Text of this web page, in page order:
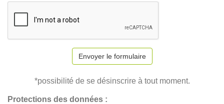
Envoyer le formulaire
*possibilité de se désinscrire à tout moment.
Protections des données :